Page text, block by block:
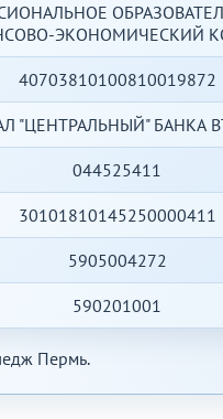
ЭКОНОМИЧЕСКИЙ
40703810100810019872
"ЦЕНТРАЛЬНЫЙ" БАНКА
044525411
30101810145250000411
5905004272
590201001
Пермь.